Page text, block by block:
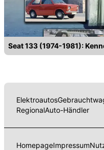
Seat 133 (1974-1981):
Elektroautos
RegionalAuto-Händler
HomepageImpressum